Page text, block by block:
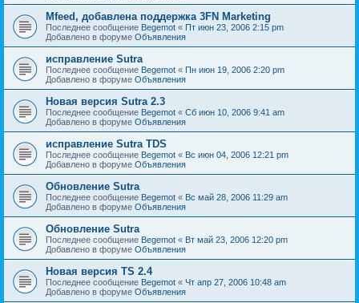
Mfeed, добавлена поддержка 3FN Marketing
Последнее сообщение Begemot « Пт июн 23, 2006 2:15 pm
Добавлено в форуме Объявления
исправление Sutra
Последнее сообщение Begemot « Пн июн 19, 2006 2:20 pm
Добавлено в форуме Объявления
Новая версия Sutra 2.3
Последнее сообщение Begemot « Сб июн 10, 2006 9:41 am
Добавлено в форуме Объявления
исправление Sutra TDS
Последнее сообщение Begemot « Вс июн 04, 2006 12:21 pm
Добавлено в форуме Объявления
Обновление Sutra
Последнее сообщение Begemot « Вс май 28, 2006 11:29 am
Добавлено в форуме Объявления
Обновление Sutra
Последнее сообщение Begemot « Вт май 23, 2006 12:20 pm
Добавлено в форуме Объявления
Новая версия TS 2.4
Последнее сообщение Begemot « Чт апр 27, 2006 10:48 am
Добавлено в форуме Объявления